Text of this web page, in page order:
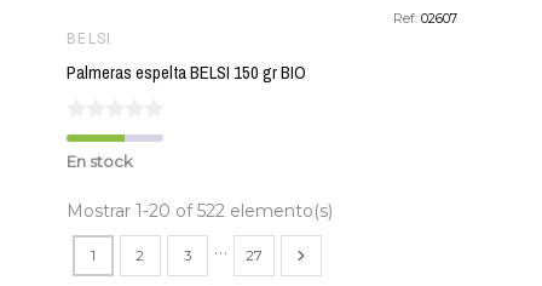
Ref:02607
BELSI
Palmeras espelta BELSI 150 gr BIO
En stock
Mostrar 1-20 of 522 elemento(s)
1 2 3 … 27